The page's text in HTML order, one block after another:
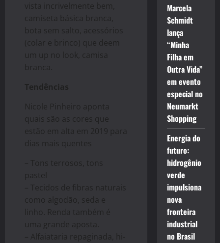
vista incrivelmente bem,
camiseta básica branca,
bota sem salto, acessórios
(colar e brinco) que deem
um up no look, camisa
branca.
Tendências
Nicole Pinheiro aponta
quais são as cores que
estão em alta em 2019 para
dias mais quentes
– Tons terrosos, tons
pastel
– Tecidos de fibras naturais
como algodão, seda e
linho. Renda também é
uma grande aposta.
– Alfaiataria repaginada, hi-
Marcela
Schmidt
lança
“Minha
Filha em
Outra Vida”
em evento
especial no
Neumarkt
Shopping
Energia do
futuro:
hidrogênio
verde
impulsiona
nova
fronteira
industrial
no Brasil